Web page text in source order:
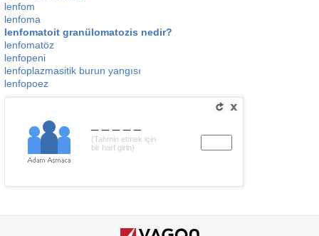
lenfom
lenfoma
lenfomatoit granülomatozis nedir?
lenfomatöz
lenfopeni
lenfoplazmasitik burun yangısı
lenfopoez
(Tahmin etmek için
bir harf girin)